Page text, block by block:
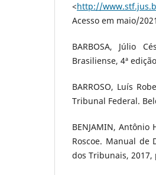
<http://
Acesso em maio/
BARBOSA, Júlio
Brasiliense, 4ª
BARROSO, Luís
Tribunal Federal.
BENJAMIN, Antônio
Roscoe. Manual de
dos Tribunais, 2017,